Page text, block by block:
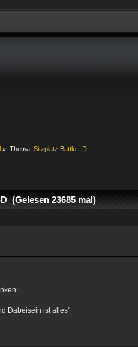
» Thema: Sitzplatz Battle :-D
(Gelesen 23685 mal)
Dabeisein ist alles"